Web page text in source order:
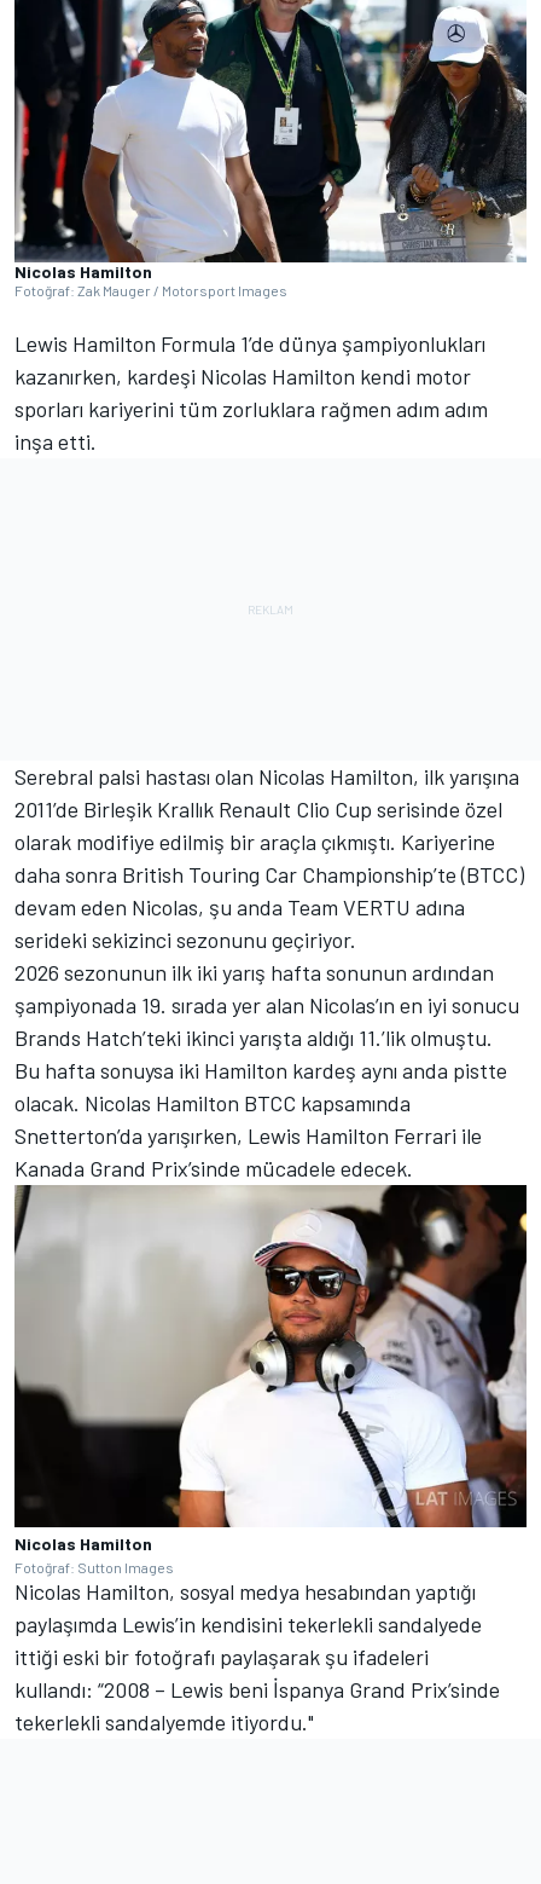
Nicolas Hamilton
Fotoğraf: Zak Mauger / Motorsport Images
Lewis Hamilton Formula 1’de dünya şampiyonlukları
kazanırken, kardeşi Nicolas Hamilton kendi motor
sporları kariyerini tüm zorluklara rağmen adım adım
inşa etti.
Serebral palsi hastası olan Nicolas Hamilton, ilk yarışına
2011’de Birleşik Krallık Renault Clio Cup serisinde özel
olarak modifiye edilmiş bir araçla çıkmıştı. Kariyerine
daha sonra British Touring Car Championship’te (BTCC)
devam eden Nicolas, şu anda Team VERTU adına
serideki sekizinci sezonunu geçiriyor.
2026 sezonunun ilk iki yarış hafta sonunun ardından
şampiyonada 19. sırada yer alan Nicolas’ın en iyi sonucu
Brands Hatch’teki ikinci yarışta aldığı 11.’lik olmuştu.
Bu hafta sonuysa iki Hamilton kardeş aynı anda pistte
olacak. Nicolas Hamilton BTCC kapsamında
Snetterton’da yarışırken, Lewis Hamilton Ferrari ile
Kanada Grand Prix’sinde mücadele edecek.
Nicolas Hamilton
Fotoğraf: Sutton Images
Nicolas Hamilton, sosyal medya hesabından yaptığı
paylaşımda Lewis’in kendisini tekerlekli sandalyede
ittiği eski bir fotoğrafı paylaşarak şu ifadeleri
kullandı: “2008 – Lewis beni İspanya Grand Prix’sinde
tekerlekli sandalyemde itiyordu."